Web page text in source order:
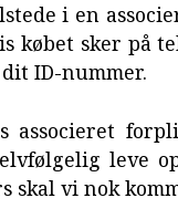
i en
købet sker på
ID-nummer.
associeret
leve
skal vi nok